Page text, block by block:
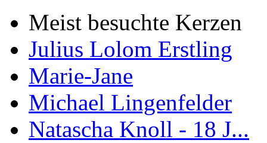
Meist besuchte Kerzen
Julius Lolom Erstling
Marie-Jane
Michael Lingenfelder
Natascha Knoll - 18 J...